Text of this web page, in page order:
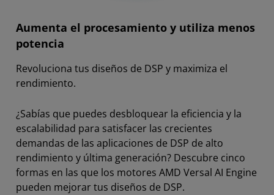
Aumenta el procesamiento y utiliza menos
potencia
Revoluciona tus diseños de DSP y maximiza el
rendimiento.
¿Sabías que puedes desbloquear la eficiencia y la
escalabilidad para satisfacer las crecientes
demandas de las aplicaciones de DSP de alto
rendimiento y última generación? Descubre cinco
formas en las que los motores AMD Versal AI Engine
pueden mejorar tus diseños de DSP.